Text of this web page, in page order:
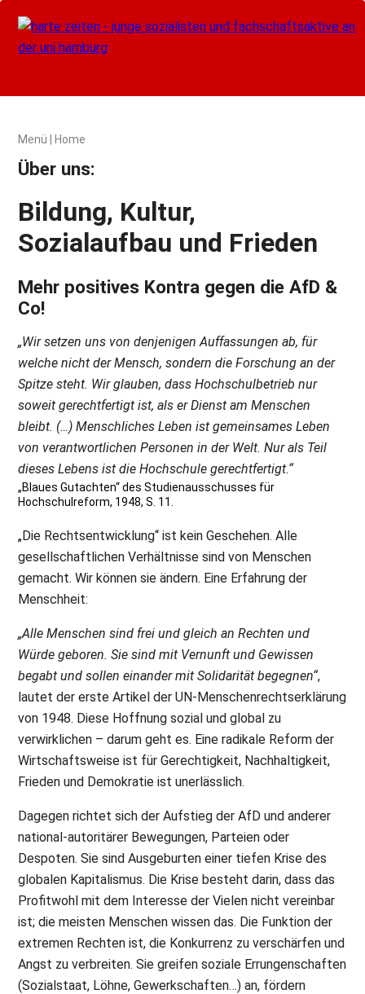
Menü Home
Über uns:
Bildung, Kultur,
Sozialaufbau und Frieden
Mehr positives Kontra gegen die AfD &
Co!
„Wir setzen uns von denjenigen Auffassungen ab, für
welche nicht der Mensch, sondern die Forschung an der
Spitze steht. Wir glauben, dass Hochschulbetrieb nur
soweit gerechtfertigt ist, als er Dienst am Menschen
bleibt. (…) Menschliches Leben ist gemeinsames Leben
von verantwortlichen Personen in der Welt. Nur als Teil
dieses Lebens ist die Hochschule gerechtfertigt.“
„Blaues Gutachten“ des Studienausschusses für
Hochschulreform, 1948, S. 11.
„Die Rechtsentwicklung“ ist kein Geschehen. Alle
gesellschaftlichen Verhältnisse sind von Menschen
gemacht. Wir können sie ändern. Eine Erfahrung der
Menschheit:
„Alle Menschen sind frei und gleich an Rechten und
Würde geboren. Sie sind mit Vernunft und Gewissen
begabt und sollen einander mit Solidarität begegnen“,
lautet der erste Artikel der UN-Menschenrechtserklärung
von 1948. Diese Hoffnung sozial und global zu
verwirklichen – darum geht es. Eine radikale Reform der
Wirtschaftsweise ist für Gerechtigkeit, Nachhaltigkeit,
Frieden und Demokratie ist unerlässlich.
Dagegen richtet sich der Aufstieg der AfD und anderer
national-autoritärer Bewegungen, Parteien oder
Despoten. Sie sind Ausgeburten einer tiefen Krise des
globalen Kapitalismus. Die Krise besteht darin, dass das
Profitwohl mit dem Interesse der Vielen nicht vereinbar
ist; die meisten Menschen wissen das. Die Funktion der
extremen Rechten ist, die Konkurrenz zu verschärfen und
Angst zu verbreiten. Sie greifen soziale Errungenschaften
(Sozialstaat, Löhne, Gewerkschaften…) an, fördern